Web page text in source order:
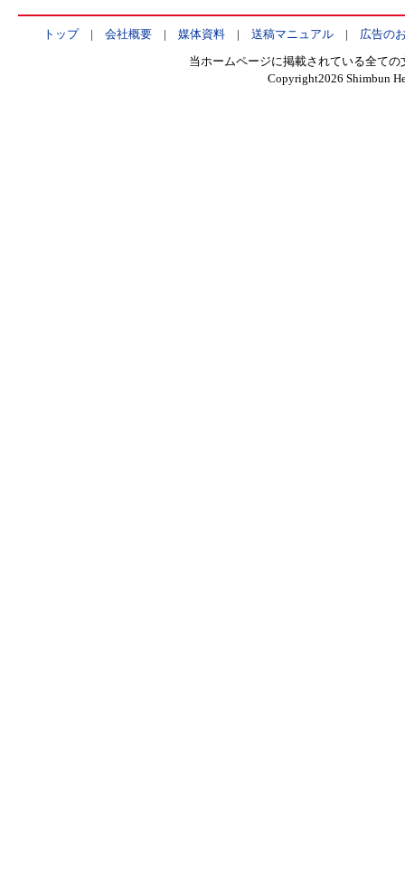
トップ| 会社概要| 媒体資料| 送稿マニュアル| 広告の
当ホームページに掲載されている全て
Copyright2026 Shimbun